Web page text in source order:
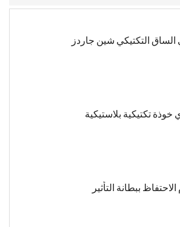
الساق التكتيكي شين جاردز
خوذة تكتيكية بلاستيكية
ببطانة التأثير